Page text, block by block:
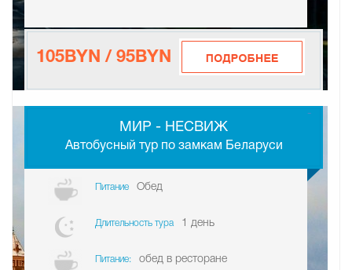
105BYN / 95BYN
МИР - НЕСВИЖ
Автобусный тур по замкам Беларуси
Питание Обед
Длительность тура 1 день
Питание: обед в ресторане
-